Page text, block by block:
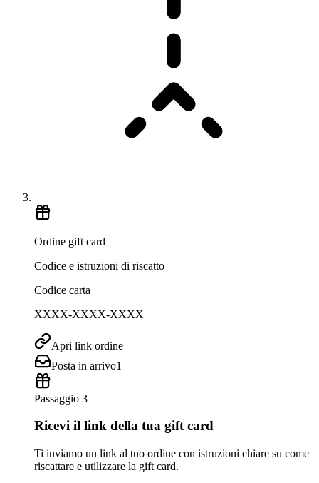
Ordine gift card
Codice e istruzioni di riscatto
Codice carta
XXXX-XXXX-XXXX
Apri link ordine
Posta in arrivo1
Passaggio 3
Ricevi il link della tua gift card
Ti inviamo un link al tuo ordine con istruzioni chiare su come
riscattare e utilizzare la gift card.